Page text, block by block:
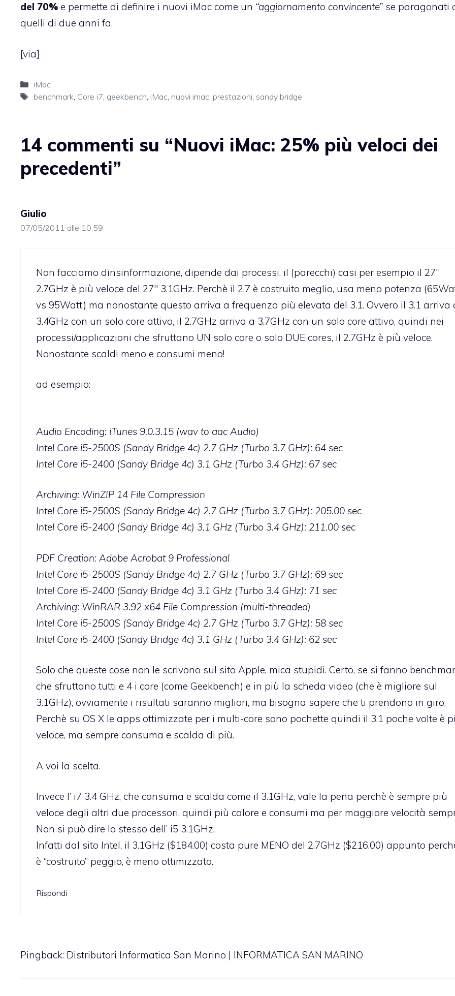
del 70% e permette di definire i nuovi iMac come un “aggiornamento convincente” se paragonati
quelli di due anni fa.
[via]
Categorie
iMac
Tag
benchmark, Core i7, geekbench, iMac, nuovi imac, prestazioni, sandy bridge
14 commenti su “Nuovi iMac: 25% più veloci dei
precedenti”
Giulio
07/05/2011 alle 10:59
Non facciamo dinsinformazione, dipende dai processi, il (parecchi) casi per esempio il 27″
2.7GHz è più veloce del 27″ 3.1GHz. Perchè il 2.7 è costruito meglio, usa meno potenza
vs 95Watt) ma nonostante questo arriva a frequenza più elevata del 3.1. Ovvero il 3.1 arriva
3.4GHz con un solo core attivo, il 2.7GHz arriva a 3.7GHz con un solo core attivo, quindi nei
processi/applicazioni che sfruttano UN solo core o solo DUE cores, il 2.7GHz è più veloce.
Nonostante scaldi meno e consumi meno!
ad esempio:
Audio Encoding: iTunes 9.0.3.15 (wav to aac Audio)
Intel Core i5-2500S (Sandy Bridge 4c) 2.7 GHz (Turbo 3.7 GHz): 64 sec
Intel Core i5-2400 (Sandy Bridge 4c) 3.1 GHz (Turbo 3.4 GHz): 67 sec
Archiving: WinZIP 14 File Compression
Intel Core i5-2500S (Sandy Bridge 4c) 2.7 GHz (Turbo 3.7 GHz): 205.00 sec
Intel Core i5-2400 (Sandy Bridge 4c) 3.1 GHz (Turbo 3.4 GHz): 211.00 sec
PDF Creation: Adobe Acrobat 9 Professional
Intel Core i5-2500S (Sandy Bridge 4c) 2.7 GHz (Turbo 3.7 GHz): 69 sec
Intel Core i5-2400 (Sandy Bridge 4c) 3.1 GHz (Turbo 3.4 GHz): 71 sec
Archiving: WinRAR 3.92 x64 File Compression (multi-threaded)
Intel Core i5-2500S (Sandy Bridge 4c) 2.7 GHz (Turbo 3.7 GHz): 58 sec
Intel Core i5-2400 (Sandy Bridge 4c) 3.1 GHz (Turbo 3.4 GHz): 62 sec
Solo che queste cose non le scrivono sul sito Apple, mica stupidi. Certo, se si fanno
che sfruttano tutti e 4 i core (come Geekbench) e in più la scheda video (che è migliore sul
3.1GHz), ovviamente i risultati saranno migliori, ma bisogna sapere che ti prendono in giro.
Perchè su OS X le apps ottimizzate per i multi-core sono pochette quindi il 3.1 poche volte è
veloce, ma sempre consuma e scalda di più.
A voi la scelta.
Invece l’ i7 3.4 GHz, che consuma e scalda come il 3.1GHz, vale la pena perchè è sempre più
veloce degli altri due processori, quindi più calore e consumi ma per maggiore velocità
Non si può dire lo stesso dell’ i5 3.1GHz.
Infatti dal sito Intel, il 3.1GHz ($184.00) costa pure MENO del 2.7GHz ($216.00) appunto
è “costruito” peggio, è meno ottimizzato.
Rispondi
Pingback: Distributori Informatica San Marino | INFORMATICA SAN MARINO